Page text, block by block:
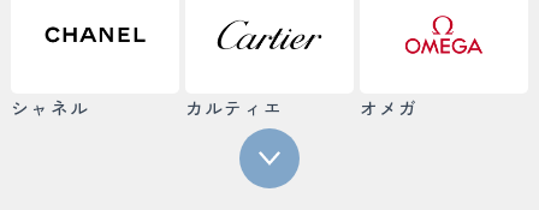
シャネル カルティエ オメガ